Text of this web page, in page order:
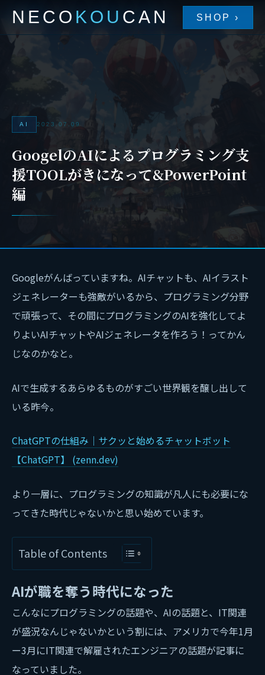
NECO KOU CAN SHOP ›
AI 2023.07.09
GoogelのAIによるプログラミング支
援TOOLがきになって&PowerPoint
編
Googleがんばっていますね。AIチャットも、AIイラスト
ジェネレーターも強敵がいるから、プログラミング分野
で頑張って、その間にプログラミングのAIを強化してよ
りよいAIチャットやAIジェネレータを作ろう！ってかん
じなのかなと。
AIで生成するあらゆるものがすごい世界観を醸し出して
いる昨今。
ChatGPTの仕組み｜サクッと始めるチャットボット
【ChatGPT】 (zenn.dev)
より一層に、プログラミングの知識が凡人にも必要にな
ってきた時代じゃないかと思い始めています。
Table of Contents
AIが職を奪う時代になった
こんなにプログラミングの話題や、AIの話題と、IT関連
が盛況なんじゃないかという割には、アメリカで今年1月
ー3月にIT関連で解雇されたエンジニアの話題が記事に
なっていました。